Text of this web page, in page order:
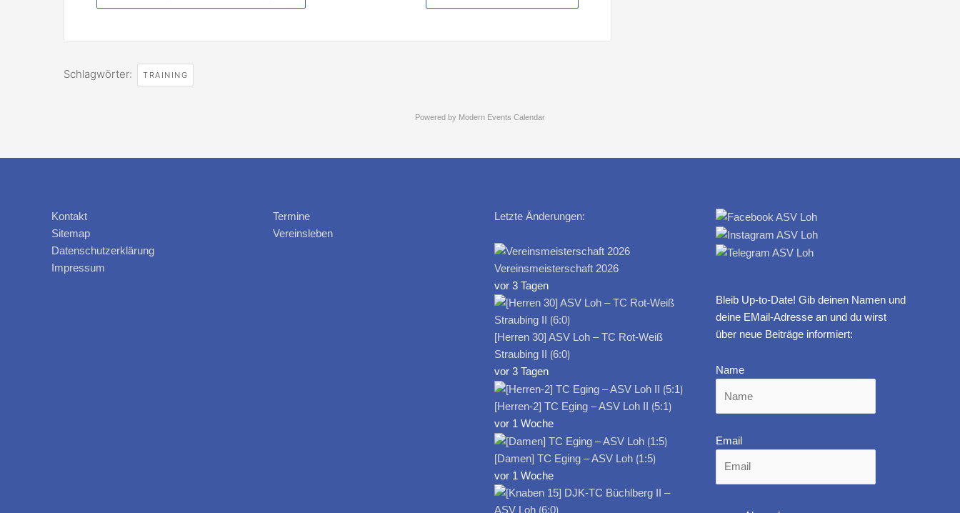
Schlagwörter: TRAINING
Powered by Modern Events Calendar
Kontakt
Sitemap
Datenschutzerklärung
Impressum
Termine
Vereinsleben
Letzte Änderungen:
Vereinsmeisterschaft 2026
vor 3 Tagen
[Herren 30] ASV Loh – TC Rot-Weiß
Straubing II ⟮6:0⟯
vor 3 Tagen
[Herren-2] TC Eging – ASV Loh II ⟮5:1⟯
vor 1 Woche
[Damen] TC Eging – ASV Loh ⟮1:5⟯
vor 1 Woche
Bleib Up-to-Date! Gib deinen Namen und
deine EMail-Adresse an und du wirst
über neue Beiträge informiert:
Name
Email